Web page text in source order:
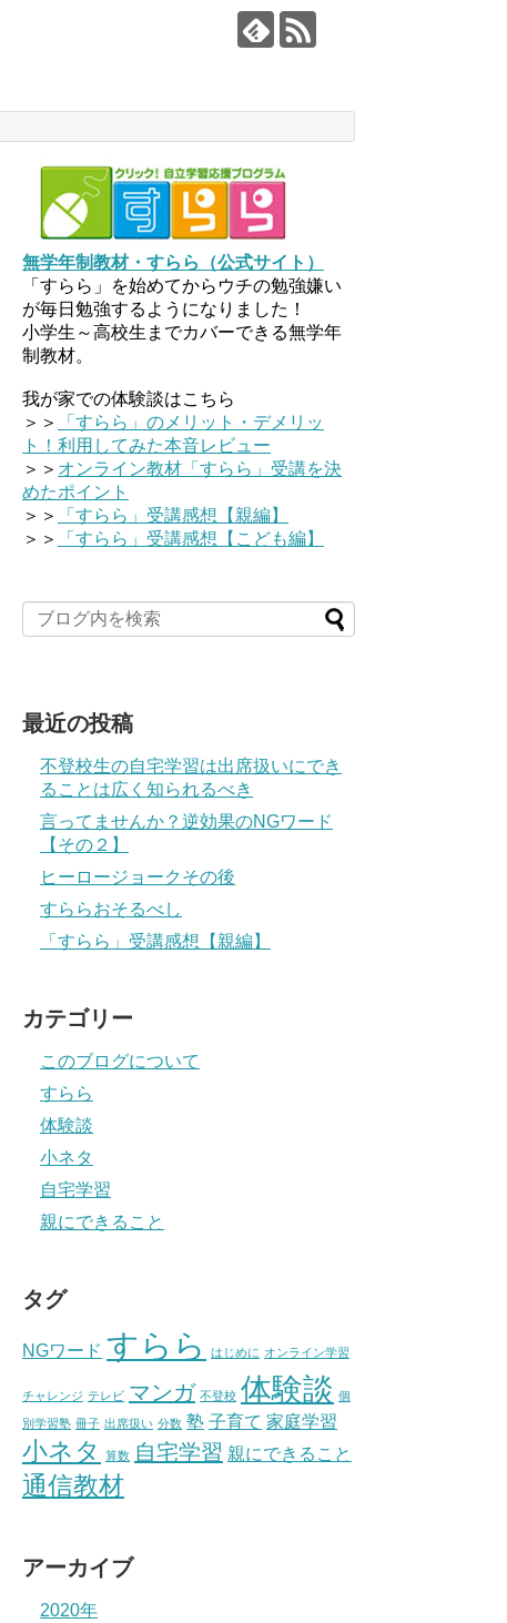
無学年制教材・すらら（公式サイト）
「すらら」を始めてからウチの勉強嫌い
が毎日勉強するようになりました！
小学生～高校生までカバーできる無学年
制教材。
我が家での体験談はこちら
＞＞
「すらら」のメリット・デメリッ
ト！利用してみた本音レビュー
＞＞ オンライン教材「すらら」受講を決
めたポイント
＞＞
「すらら」受講感想【親編】
＞＞
「すらら」受講感想【こども編】
最近の投稿
不登校生の自宅学習は出席扱いにでき
ることは広く知られるべき
言ってませんか？逆効果のNGワード
【その２】
ヒーロージョークその後
すららおそるべし
「すらら」受講感想【親編】
カテゴリー
このブログについて
すらら
体験談
小ネタ
自宅学習
親にできること
タグ
NGワード すらら はじめに オンライン学習
チャレンジ テレビ マンガ 不登校 体験談 個
別学習塾 冊子 出席扱い 分数 塾 子育て 家庭学習
小ネタ 算数 自宅学習 親にできること
通信教材
アーカイブ
2020年